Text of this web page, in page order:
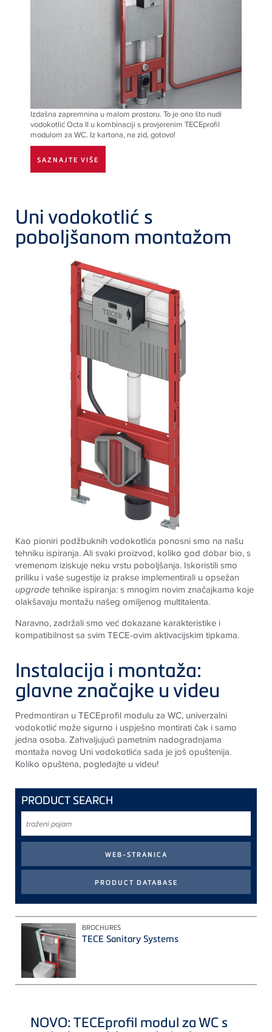
Izdašna zapremnina u malom prostoru. To je ono što nudi
vodokotlić Octa II u kombinaciji s provjerenim TECEprofil
modulom za WC. Iz kartona, na zid, gotovo!
SAZNAJTE VIŠE
Uni vodokotlić s
poboljšanom montažom
Kao pioniri podžbuknih vodokotlića ponosni smo na našu
tehniku ispiranja. Ali svaki proizvod, koliko god dobar bio, s
vremenom iziskuje neku vrstu poboljšanja. Iskoristili smo
priliku i vaše sugestije iz prakse implementirali u opsežan
upgradetehnike ispiranja: s mnogim novim značajkama koje
olakšavaju montažu našeg omiljenog multitalenta.
Naravno, zadržali smo već dokazane karakteristike i
kompatibilnost sa svim TECE-ovim aktivacijskim tipkama.
Instalacija i montaža:
glavne značajke u videu
Predmontiran uTECEprofil modulu za WC, univerzalni
vodokotlić može sigurno i uspješno montirati čak i samo
jedna osoba. Zahvaljujući pametnim nadogradnjama
montaža novog Uni vodokotlića sada je još opuštenija.
Koliko opuštena, pogledajte u videu!
PRODUCT SEARCH
pojam
BROCHURES
TECE Sanitary Systems
NOVO: TECEprofil modul za WC s